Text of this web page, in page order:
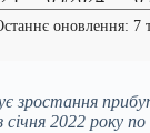
зростання
січня 2022 року